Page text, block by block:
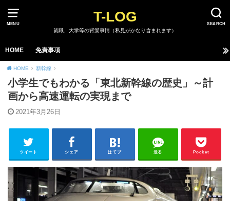
MENU SEARCH
T-LOG
就職、大学等の背景事情（私見がかなり含まれます）
HOME 免責事項
HOME 新幹線
小学生でもわかる「東北新幹線の歴史」～計
画から高速運転の実現まで
2021年3月26日
ツイート シェア はてブ 送る Pocket